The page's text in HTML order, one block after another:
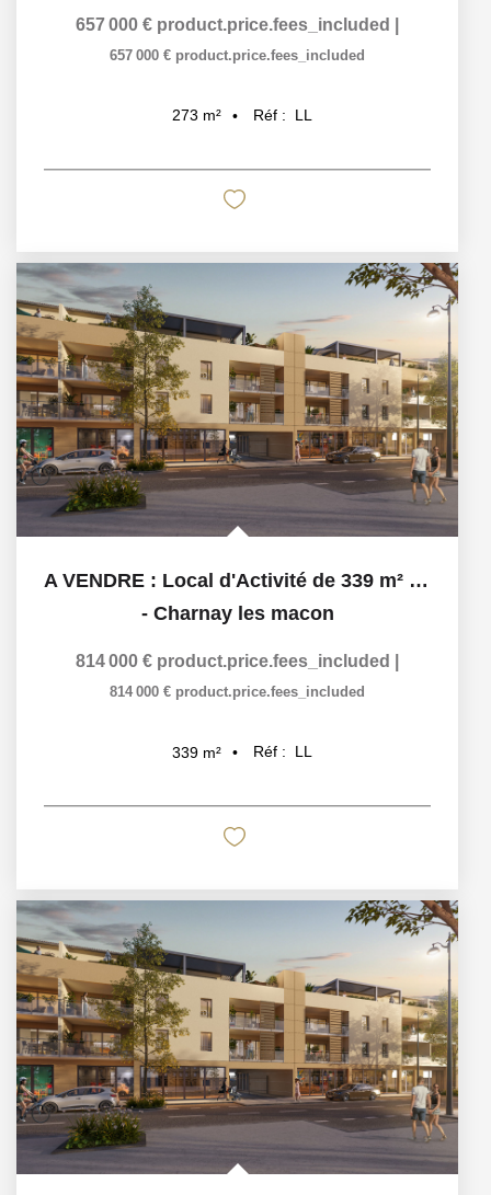
657 000 € product.price.fees_included
657 000 € product.price.fees_included
273 m² Réf : LL
A VENDRE : Local d'Activité de 339 m² . Emplacement...
- Charnay les macon
814 000 € product.price.fees_included
814 000 € product.price.fees_included
339 m² Réf : LL